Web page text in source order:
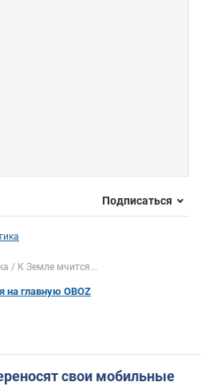
Подписаться
К Земле мчится...
на главную OBOZ
свои мобильные